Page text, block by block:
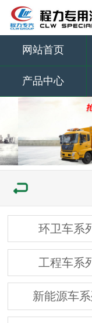
网站首页
产品中心
环卫车系
工程车系
新能源车系